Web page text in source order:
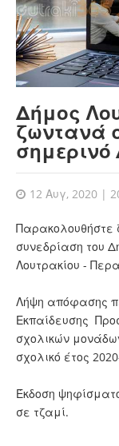
Δήμος
ζωντανά
σημερινό
12 Αυγ, 2020 |
Παρακολουθήστε
συνεδρίαση του
Λουτρακίου -
Λήψη απόφασης
Εκπαίδευσης
σχολικών
σχολικό έτος
Έκδοση
σε τζαμί.